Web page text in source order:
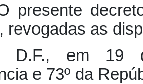
presente
revogadas as
D.F., em 19
e 73º da